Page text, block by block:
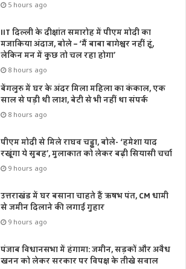
5 hours ago
IIT दिल्ली के दीक्षांत समारोह में पीएम मोदी का
मजाकिया अंदाज, बोले – ‘मैं बाबा बागेश्वर नहीं हूं,
लेकिन मन में कुछ तो चल रहा होगा’
8 hours ago
बेंगलुरु में घर के अंदर मिला महिला का कंकाल, एक
साल से पड़ी थी लाश, बेटी से भी नहीं था संपर्क
8 hours ago
पीएम मोदी से मिले राघव चड्ढा, बोले- ‘हमेशा याद
रखूंगा ये सुबह’, मुलाकात को लेकर बढ़ी सियासी चर्चा
9 hours ago
उत्तराखंड में घर बसाना चाहते हैं ऋषभ पंत, CM धामी
से जमीन दिलाने की लगाई गुहार
9 hours ago
पंजाब विधानसभा में हंगामा: जमीन, सड़कों और अवैध
खनन को लेकर सरकार पर विपक्ष के तीखे सवाल